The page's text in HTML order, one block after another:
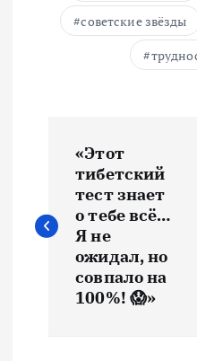
советские звёзды
в
«Этот
тибетский
тест знает
о тебе всё…
Я не
ожидал, но
совпало на
100%! 😱»